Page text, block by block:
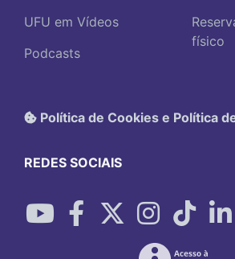
UFU em Vídeos
Podcasts
físico
Política de Cookies e Política
REDES SOCIAIS